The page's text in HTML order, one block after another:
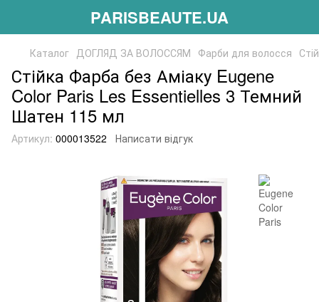
PARISBEAUTE.UA
Каталог ДОГЛЯД ЗА ВОЛОССЯМ Фарби для волосся
Стійка Фарба без Аміаку Eugene
Color Paris Les Essentielles 3 Темний
Шатен 115 мл
Артикул: 000013522 Написати відгук